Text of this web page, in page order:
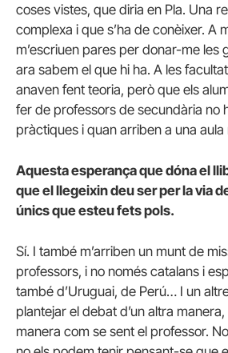
coses vistes, que diria en Pla. Una
complexa i que s’ha de conèixer. A
m’escriuen pares per donar-me les
ara sabem el que hi ha. A les
anaven fent teoria, però que els
fer de professors de secundària no
pràctiques i quan arriben a una
Aquesta esperança que dóna el
que el llegeixin deu ser per la via
únics que esteu fets pols.
Sí. I també m’arriben un munt de
professors, i no només catalans i
també d’Uruguai, de Perú… I un
plantejar el debat d’un altra
manera com se sent el professor.